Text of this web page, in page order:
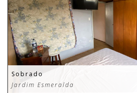
Sobrado
Jardim Esmeralda